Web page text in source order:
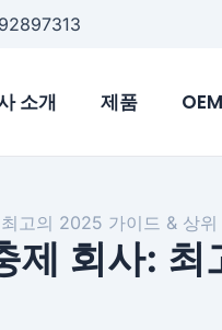
소개 제품
고의 2025 가이드 & 상위
제 회사: